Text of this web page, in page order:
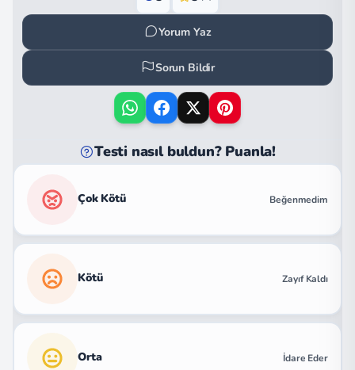
Yorum Yaz
Sorun Bildir
Testi nasıl buldun? Puanla!
Çok Kötü Beğenmedim
Kötü Zayıf Kaldı
Orta İdare Eder